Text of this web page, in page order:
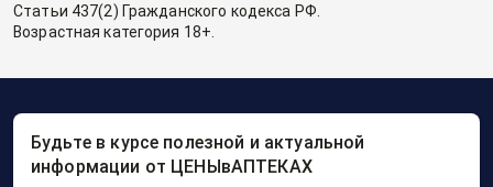
Статьи 437(2) Гражданского кодекса РФ.
Возрастная категория 18+.
Будьте в курсе полезной и актуальной
информации от ЦЕНЫвАПТЕКАХ